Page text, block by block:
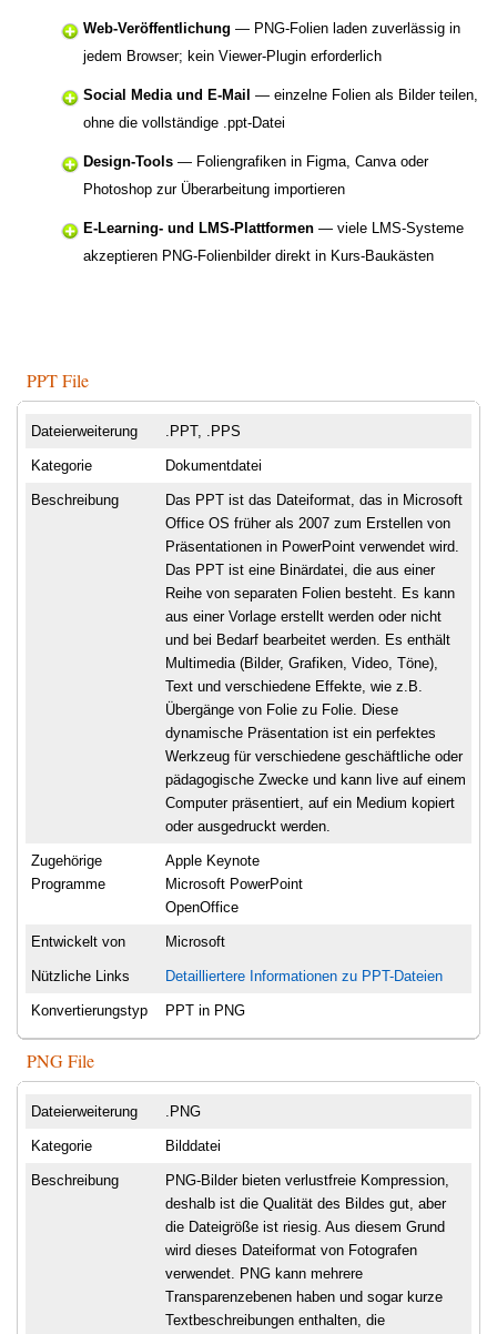
Web-Veröffentlichung — PNG-Folien laden zuverlässig in
jedem Browser; kein Viewer-Plugin erforderlich
Social Media und E-Mail — einzelne Folien als Bilder teilen,
ohne die vollständige .ppt-Datei
Design-Tools — Foliengrafiken in Figma, Canva oder
Photoshop zur Überarbeitung importieren
E-Learning- und LMS-Plattformen — viele LMS-Systeme
akzeptieren PNG-Folienbilder direkt in Kurs-Baukästen
PPT File
Dateierweiterung .PPT, .PPS
Kategorie Dokumentdatei
Beschreibung
Das PPT ist das Dateiformat, das in Microsoft
Office OS früher als 2007 zum Erstellen von
Präsentationen in PowerPoint verwendet wird.
Das PPT ist eine Binärdatei, die aus einer
Reihe von separaten Folien besteht. Es kann
aus einer Vorlage erstellt werden oder nicht
und bei Bedarf bearbeitet werden. Es enthält
Multimedia (Bilder, Grafiken, Video, Töne),
Text und verschiedene Effekte, wie z.B.
Übergänge von Folie zu Folie. Diese
dynamische Präsentation ist ein perfektes
Werkzeug für verschiedene geschäftliche oder
pädagogische Zwecke und kann live auf einem
Computer präsentiert, auf ein Medium kopiert
oder ausgedruckt werden.
Zugehörige
Programme
Apple Keynote
Microsoft PowerPoint
OpenOffice
Entwickelt von Microsoft
Nützliche Links Detailliertere Informationen zu PPT-Dateien
Konvertierungstyp PPT in PNG
PNG File
Dateierweiterung .PNG
Kategorie Bilddatei
Beschreibung
PNG-Bilder bieten verlustfreie Kompression,
deshalb ist die Qualität des Bildes gut, aber
die Dateigröße ist riesig. Aus diesem Grund
wird dieses Dateiformat von Fotografen
verwendet. PNG kann mehrere
Transparenzebenen haben und sogar kurze
Textbeschreibungen enthalten, die